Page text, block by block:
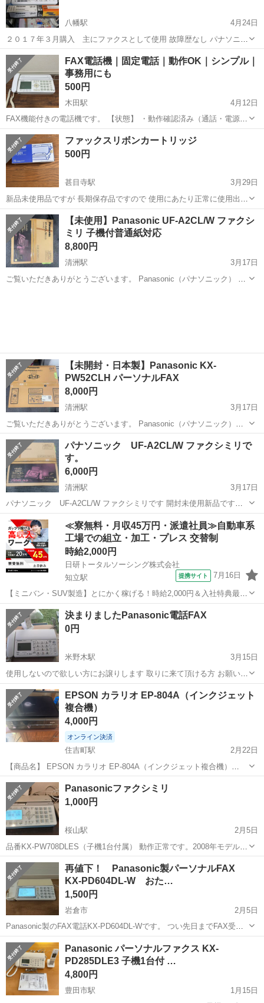
八幡駅
4月24日
２０１７年３月購入 主にファクスとして使用 故障歴なし パナソニッ
ク KX-PZ200-W 未使用インクリボン１本も含めてお譲りします。
愛知 豊川市 八幡駅 電話、ＦＡＸ パナソニック
FAX電話機｜固定電話｜動作OK｜シンプル｜
事務用にも
500円
木田駅
4月12日
FAX機能付きの電話機です。 【状態】 ・動作確認済み（通話・電源
OK） ・中古のため使用感あり 【特徴】 ・FAX送受信対応 ・シンプル
操作で使いやすいタイプ 【補足】 ・インクやロール紙などは消耗品の
ため必要に応じ...
愛知 あま市 木田駅 電話、ＦＡＸ FAX
ファックスリボンカートリッジ
500円
甚目寺駅
3月29日
新品未使用品ですが 長期保存品ですので 使用にあたり正常に使用出来
るかは...? 受け渡し場所は 海部郡大治町の TSUTAYA大治店の駐車場
を 希望しております。
愛知 海部郡 甚目寺駅
【未使用】Panasonic UF-A2CL/W ファクシ
ミリ 子機付普通紙対応
8,800円
清洲駅
3月17日
ご覧いただきありがとうございます。 Panasonic（パナソニック） フ
【未開封・日本製】Panasonic KX-
PW52CLH パーソナルFAX
8,000円
清洲駅
3月17日
ご覧いただきありがとうございます。 Panasonic（パナソニック）の
人気パーソナルFAX **KX-PW52CLH（パールグレー）**になります。
【状態】 ・未開封・未使用品 ・外箱に保管に伴うスレ・...
愛知 清須市 清洲駅 電話、ＦＡＸ
パナソニック UF-A2CL/W ファクシミリで
す。
6,000円
清洲駅
3月17日
パナソニック UF-A2CL/W ファクシミリです 開封未使用新品です。
機種名: パナファクス UF-A2CL/W 特徴: 普通紙対応、2色バックライ
ト、コードレス子機つき 機能: ファクス、コピー、ナンバー・ディス
プレ...
愛知 清須市 清洲駅 電話、ＦＡＸ パナソニック
≪寮無料・月収45万円・派遣社員≫自動車系
工場での組立・加工・プレス 交替制
時給2,000円
日研トータルソーシング株式会社
知立駅
提携サイト 7月16日
【ミニバン・SUV製造】とにかく稼げる！時給2,000円＆入社特典最大
20万円支給！／寮費無料＆生活備品付き／土日休み／未経験OK＆研修
あり◎ ミニバン・SUV製造 トヨタ車体各工場でのミニバン・SUV新
車製造に関わる諸作...
愛知 刈谷市 知立駅 その他
決まりましたPanasonic電話FAX
0円
米野木駅
3月15日
使用しないので欲しい方にお譲りします 取りに来て頂ける方 お願いし
ます
愛知 みよし市 FAX
EPSON カラリオ EP-804A（インクジェット
複合機）
4,000円
オンライン決済
住吉町駅
2月22日
【商品名】 EPSON カラリオ EP-804A（インクジェット複合機）
【メーカー】 EPSON（エプソン） 【型番】 EP-804A 【状態】 ・現
在も動作します。 ・中古品のため、使用に伴うスレや汚れがありま
す。...
愛知 半田市 電話、ＦＡＸ
Panasonicファクシミリ
1,000円
桜山駅
2月5日
品番KX-PW708DLES（子機1台付属） 動作正常です。2008年モデル。
取扱説明書あり。
愛知 名古屋市 桜山駅 電話、ＦＡＸ Panasonic
再値下！ Panasonic製パーソナルFAX
KX-PD604DL-W おた…
1,500円
岩倉市
2月5日
Panasonic製のFAX電話KX-PD604DL-Wです。 つい先日までFAX受信
用に使用していました。 「見てからFAX」機能があるため、ペーパー
レスとなり便利です。 「商品」 ・メーカ：パナソニ...
愛知 岩倉市 電話、ＦＡＸ FAX
Panasonic パーソナルファクス KX-
PD285DLE3 子機1台付 …
4,800円
豊田市駅
1月15日